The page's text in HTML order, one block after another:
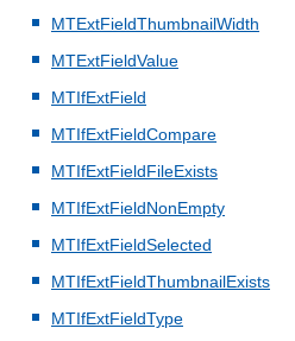
MTExtFieldThumbnailWidth
MTExtFieldValue
MTIfExtField
MTIfExtFieldCompare
MTIfExtFieldFileExists
MTIfExtFieldNonEmpty
MTIfExtFieldSelected
MTIfExtFieldThumbnailExists
MTIfExtFieldType